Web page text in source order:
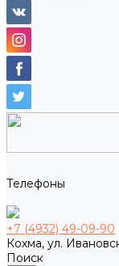
Телефоны
+7 (4932) 49-09-90
Кохма, ул.
Поиск